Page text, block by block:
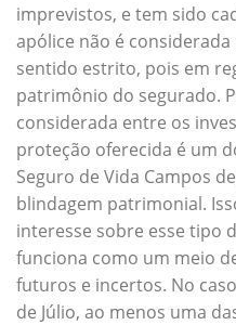
imprevistos, e tem sido
apólice não é
sentido estrito, pois em
patrimônio do segurado.
considerada entre os
proteção oferecida é um
Seguro de Vida Campos
blindagem patrimonial.
interesse sobre esse tipo
funciona como um meio
futuros e incertos. No
de Júlio, ao menos uma